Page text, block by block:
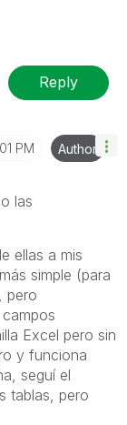
Reply
PM Author
las
ellas a mis
simple (para
pero
Excel pero sin
y funciona
seguí el
tablas, pero